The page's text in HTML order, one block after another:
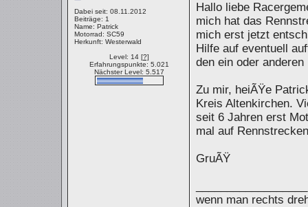
Dabei seit: 08.11.2012
Beiträge: 1
Name: Patrick
Motorrad: SC59
Herkunft: Westerwald
Level: 14 [?]
Erfahrungspunkte: 5.021
Nächster Level: 5.517
Hallo liebe
mich hat das
mich erst jetzt
Hilfe auf eventuell
den ein oder
Zu mir, heiÃŸe
Kreis Altenkirchen.
seit 6 Jahren erst
mal auf
GruÃŸ
wenn man rechts